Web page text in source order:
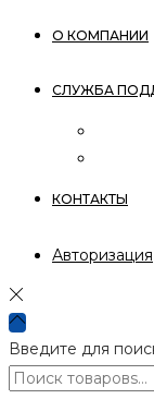
О КОМПАНИИ
СЛУЖБА
КОНТАКТЫ
Авторизация
Введите для
Поиск:>